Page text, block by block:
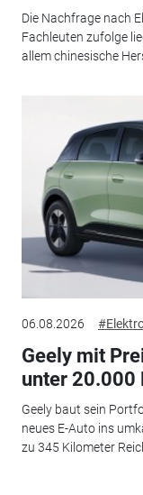
Die Nachfrage nach
Fachleuten zufolge
allem chinesische
06.08.2026
Geely mit
unter 20.000
Geely baut sein
neues E-Auto ins
zu 345 Kilometer